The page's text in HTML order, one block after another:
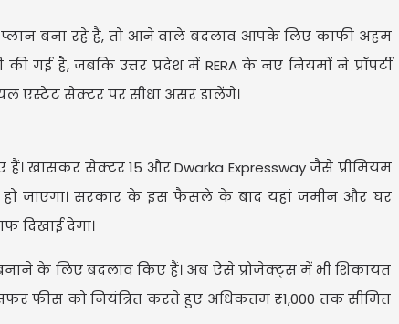
बना रहे हैं, तो आने वाले बदलाव आपके लिए काफी अहम
गई है, जबकि उत्तर प्रदेश में RERA के नए नियमों ने प्रॉपर्टी
एस्टेट सेक्टर पर सीधा असर डालेंगे।
खासकर सेक्टर 15 और Dwarka Expressway जैसे प्रीमियम
हो जाएगा। सरकार के इस फैसले के बाद यहां जमीन और घर
दिखाई देगा।
के लिए बदलाव किए हैं। अब ऐसे प्रोजेक्ट्स में भी शिकायत
फीस को नियंत्रित करते हुए अधिकतम ₹1,000 तक सीमित